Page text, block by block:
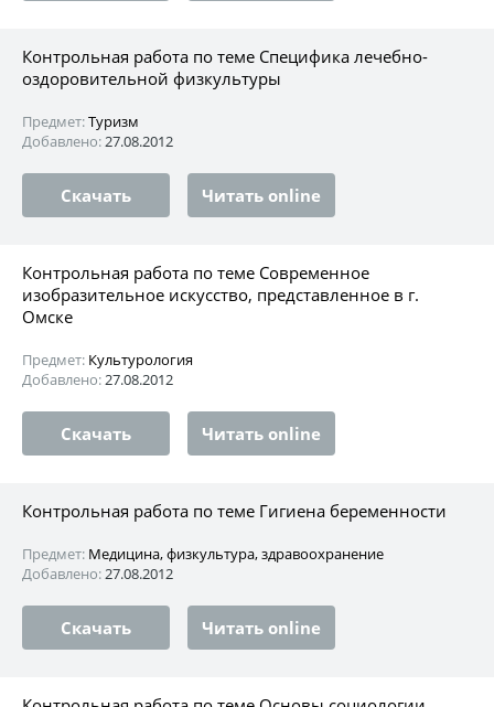
Контрольная работа по теме Специфика лечебно-
оздоровительной физкультуры
Предмет:Туризм
Добавлено:27.08.2012
Скачать Читать online
Контрольная работа по теме Современное
изобразительное искусство, представленное в г.
Омске
Предмет: Культурология
Добавлено:27.08.2012
Скачать Читать online
Контрольная работа по теме Гигиена беременности
Предмет: Медицина, физкультура, здравоохранение
Добавлено:27.08.2012
Скачать Читать online